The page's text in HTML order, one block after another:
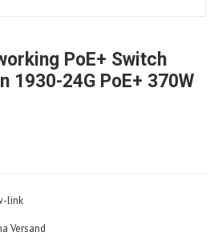
PoE+ Switch
1930-24G PoE+ 370W
link
Versand